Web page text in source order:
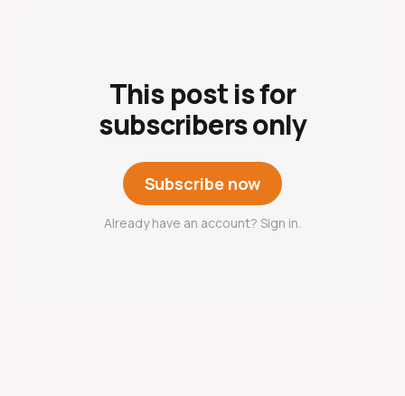
This post is for
subscribers only
Subscribe now
Already have an account? Sign in.